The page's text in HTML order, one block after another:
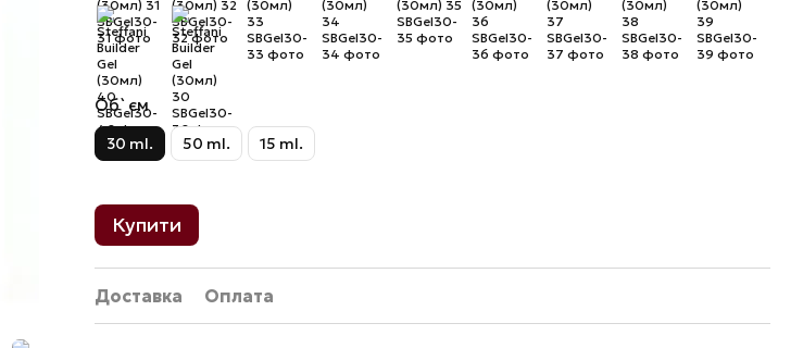
Об`єм
30 ml. 50 ml. 15 ml.
Купити
Доставка Оплата